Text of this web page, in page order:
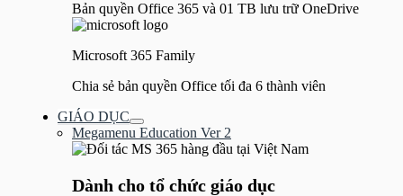
Bản quyền Office 365 và 01 TB lưu trữ OneDrive
Microsoft 365 Family
Chia sẻ bản quyền Office tối đa 6 thành viên
GIÁO DỤC
Bật/tắt
Menu
Megamenu Education Ver 2
Dành cho tổ chức giáo dục